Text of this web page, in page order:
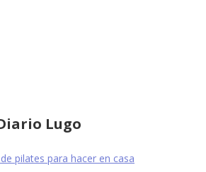
Lugo
pilates para hacer en casa